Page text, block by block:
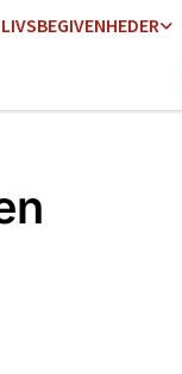
LIVSBEGIVENHEDER